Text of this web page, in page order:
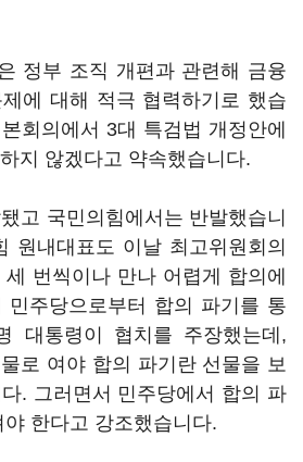
정부 조직 개편과 관련해 금융
에 대해 적극 협력하기로 했습
회의에서 3대 특검법 개정안에
지 않겠다고 약속했습니다.
고 국민의힘에서는 반발했습니
원내대표도 이날 최고위원회의
번씩이나 만나 어렵게 합의에
민주당으로부터 합의 파기를 통
대통령이 협치를 주장했는데,
로 여야 합의 파기란 선물을 보
. 그러면서 민주당에서 합의 파
한다고 강조했습니다.